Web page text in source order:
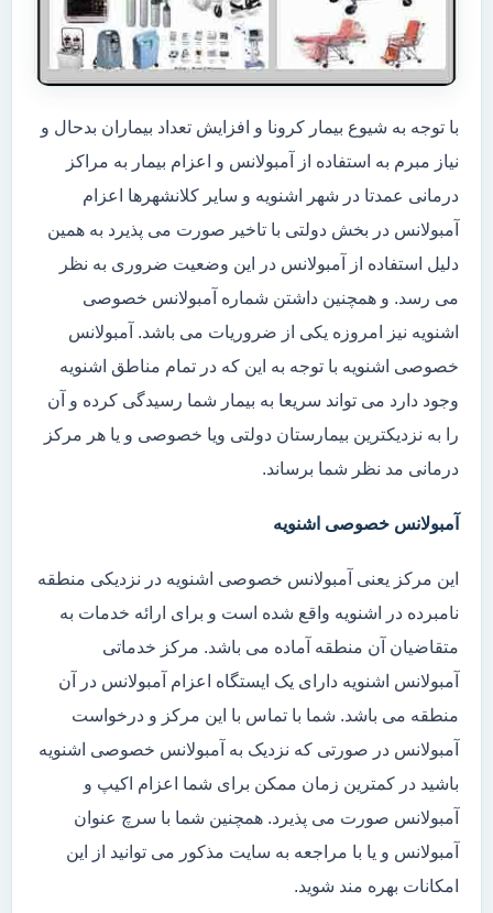
با توجه به شیوع بیمار کرونا و افزایش تعداد بیماران بدحال و
نیاز مبرم به استفاده از آمبولانس و اعزام بیمار به مراکز
درمانی عمدتا در شهر اشنویه و سایر کلانشهرها اعزام
آمبولانس در بخش دولتی با تاخیر صورت می پذیرد به همین
دلیل استفاده از آمبولانس در این وضعیت ضروری به نظر
می رسد. و همچنین داشتن شماره آمبولانس خصوصی
اشنویه نیز امروزه یکی از ضروریات می باشد. آمبولانس
خصوصی اشنویه با توجه به این که در تمام مناطق اشنویه
وجود دارد می تواند سریعا به بیمار شما رسیدگی کرده و آن
را به نزدیکترین بیمارستان دولتی ویا خصوصی و یا هر مرکز
درمانی مد نظر شما برساند.
آمبولانس خصوصی اشنویه
این مرکز یعنی آمبولانس خصوصی اشنویه در نزدیکی منطقه
نامبرده در اشنویه واقع شده است و برای ارائه خدمات به
متقاضیان آن منطقه آماده می باشد. مرکز خدماتی
آمبولانس اشنویه دارای یک ایستگاه اعزام آمبولانس در آن
منطقه می باشد. شما با تماس با این مرکز و درخواست
آمبولانس در صورتی که نزدیک به آمبولانس خصوصی اشنویه
باشید در کمترین زمان ممکن برای شما اعزام اکیپ و
آمبولانس صورت می پذیرد. همچنین شما با سرچ عنوان
آمبولانس و یا با مراجعه به سایت مذکور می توانید از این
امکانات بهره مند شوید.